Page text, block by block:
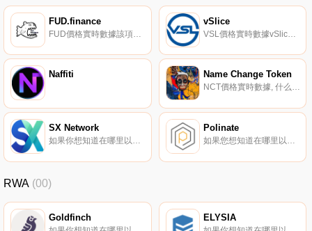
FUD.finance
FUD價格實時數據該項目被描述為一個模因幣NFT平臺,希望將用戶；地毯和詐騙硬幣。該項目聲稱,希望通過推廣偽造和揭露貧窮、風險和不健康項目的模因來結束加密宇宙中的浪費,并希望提供一種方法,將人們錢包中的毫無價值的硬幣回收成有趣和難忘的東西,比如NFT.
vSlice
Naffiti Name Change Token
NCT價格實時數據, 什么是Name Change Token（NCT）？NCT是Hashmasks項目的基礎資產,該項目允許持有者更改口罩的名稱,并將其存儲在公開可見的以太坊區塊鏈上。有趣的是,這個名字的獨特性增加了面具的稀有性。NCT于2021年1月與Hashmasks項目一起啟動.
SX Network
如果你想知道在哪里以當前價格購買SX Network,目前交易{SX Network]股票的頂級加密貨幣交易所是XT.COM、Bibox、Bitfinex、AscendEX（BitMax）和IDEX。您可以在我們的加密貨幣交易所頁面上找到其他列表.
Polinate
如果您想知道在哪里以當前價格購買Polinate,目前交易｛POLInname｝股票的頂級加密貨幣交易所是Gate.io。您可以在我們的加密貨幣交易所頁面上找到其他交易所。Polinate是一個下一代眾籌平臺,旨在以無許可的方式在全球范圍內發現、推出創意并賦予其權力.
RWA (00)
Goldfinch ELYSIA